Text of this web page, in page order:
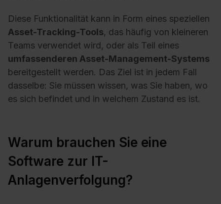
Diese Funktionalität kann in Form eines speziellen
Asset-Tracking-Tools, das häufig von kleineren
Teams verwendet wird, oder als Teil eines
umfassenderen Asset-Management-Systems
bereitgestellt werden. Das Ziel ist in jedem Fall
dasselbe: Sie müssen wissen, was Sie haben, wo
es sich befindet und in welchem Zustand es ist.
Warum brauchen Sie eine
Software zur IT-
Anlagenverfolgung?